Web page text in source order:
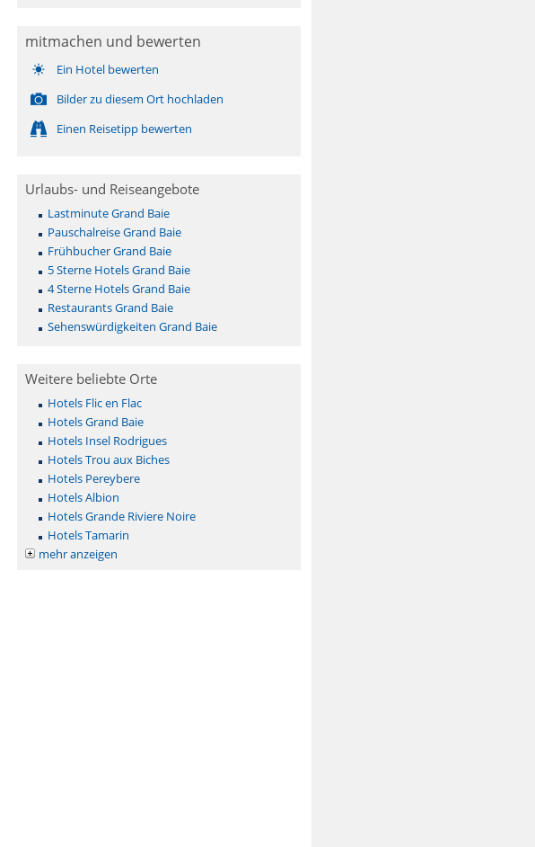
mitmachen und bewerten
Ein Hotel bewerten
Bilder zu diesem Ort hochladen
Einen Reisetipp bewerten
Urlaubs- und Reiseangebote
Lastminute Grand Baie
Pauschalreise Grand Baie
Frühbucher Grand Baie
5 Sterne Hotels Grand Baie
4 Sterne Hotels Grand Baie
Restaurants Grand Baie
Sehenswürdigkeiten Grand Baie
Weitere beliebte Orte
Hotels Flic en Flac
Hotels Grand Baie
Hotels Insel Rodrigues
Hotels Trou aux Biches
Hotels Pereybere
Hotels Albion
Hotels Grande Riviere Noire
Hotels Tamarin
mehr anzeigen